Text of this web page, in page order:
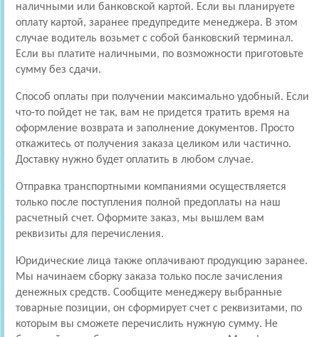
наличными или банковской картой. Если вы планируете
оплату картой, заранее предупредите менеджера. В этом
случае водитель возьмет с собой банковский терминал.
Если вы платите наличными, по возможности приготовьте
сумму без сдачи.
Способ оплаты при получении максимально удобный. Если
что-то пойдет не так, вам не придется тратить время на
оформление возврата и заполнение документов. Просто
откажитесь от получения заказа целиком или частично.
Доставку нужно будет оплатить в любом случае.
Отправка транспортными компаниями осуществляется
только после поступления полной предоплаты на наш
расчетный счет. Оформите заказ, мы вышлем вам
реквизиты для перечисления.
Юридические лица также оплачивают продукцию заранее.
Мы начинаем сборку заказа только после зачисления
денежных средств. Сообщите менеджеру выбранные
товарные позиции, он сформирует счет с реквизитами, по
которым вы сможете перечислить нужную сумму. Не